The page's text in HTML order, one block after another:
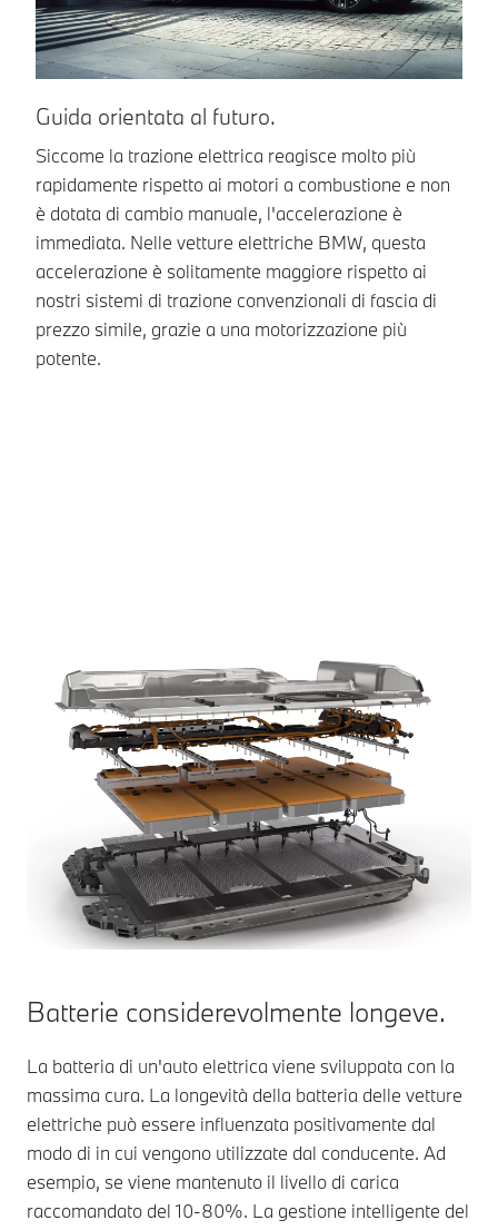
Guida orientata al futuro.
Siccome la trazione elettrica reagisce molto più
rapidamente rispetto ai motori a combustione e non
è dotata di cambio manuale, l'accelerazione è
immediata. Nelle vetture elettriche BMW, questa
accelerazione è solitamente maggiore rispetto ai
nostri sistemi di trazione convenzionali di fascia di
prezzo simile, grazie a una motorizzazione più
potente.
Batterie considerevolmente longeve.
La batteria di un'auto elettrica viene sviluppata con la
massima cura. La longevità della batteria delle vetture
elettriche può essere influenzata positivamente dal
modo di in cui vengono utilizzate dal conducente. Ad
esempio, se viene mantenuto il livello di carica
raccomandato del 10-80%. La gestione intelligente del